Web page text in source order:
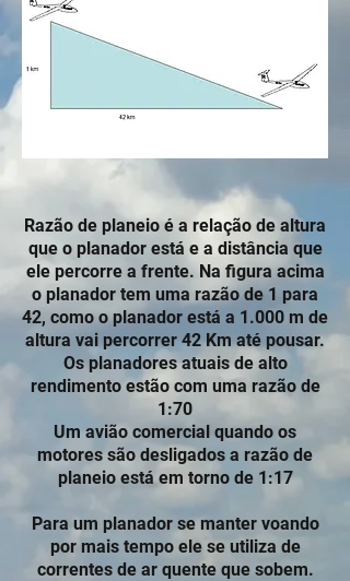
Razão de planeio é a relação de altura
que o planador está e a distância que
ele percorre a frente. Na figura acima
o planador tem uma razão de 1 para
42, como o planador está a 1.000 m de
altura vai percorrer 42 Km até pousar.
Os planadores atuais de alto
rendimento estão com uma razão de
1:70
Um avião comercial quando os
motores são desligados a razão de
planeio está em torno de 1:17
Para um planador se manter voando
por mais tempo ele se utiliza de
correntes de ar quente que sobem.